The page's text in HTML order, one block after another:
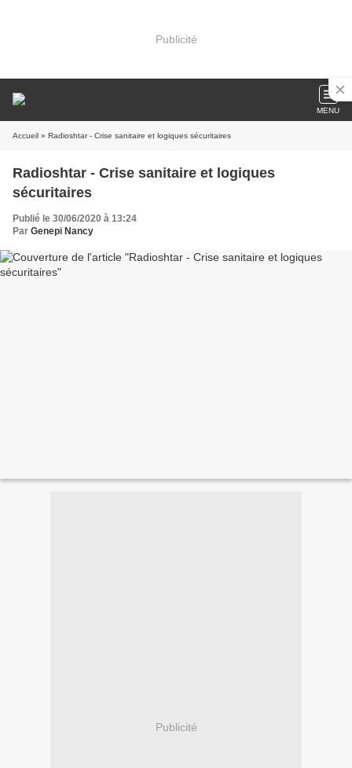
Publicité
MENU
Accueil » Radioshtar - Crise sanitaire et logiques sécuritaires
Radioshtar - Crise sanitaire et logiques
sécuritaires
Publié le 30/06/2020 à 13:24
Par Genepi Nancy
Publicité